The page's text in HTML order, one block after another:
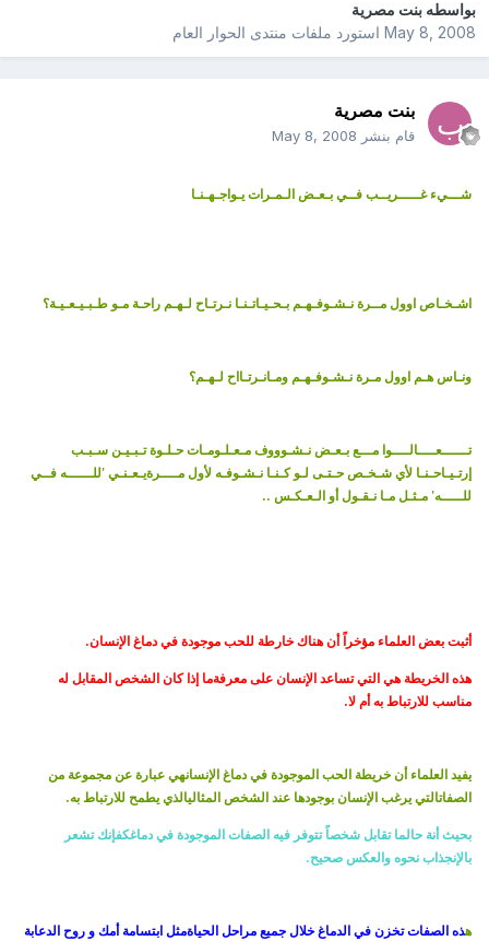
بواسطهبنت مصرية
May 8, 2008استورد ملفات منتدى الحوار العام
بنت مصرية
قام بنشر May 8, 2008
شـــيء غـــــريــب فــي بـعـض الـمـرات يـواجـهـنـا
اشـخـاص اوول مــرة نـشـوفـهـم بـحـيـاتـنـا نـرتـاح لـهـم راحـة مـو طـبـيـعـيـة؟
ونـاس هـم اوول مـرة نـشـوفـهـم ومـانـرتـااح لـهـم؟
تــــــعــــالــــوا مـــع بـعـض نـشـوووفمـعـلـومـات حـلـوة تـبـيـن سـبـب
إرتـيـاحـنـا لأي شـخـصحـتـى لـو كـنـا نـشـوفـه لأول مــــرةيـعـنـي 'للــــــه فــي
للـــــه' مـثـل مـا نـقـول أو الـعـكـس ..
أثبت بعض العلماء مؤخراً أن هناك خارطة للحب موجودة في دماغ الإنسان.
هذه الخريطة هي التي تساعد الإنسان على معرفةما إذا كان الشخص المقابل له
مناسب للارتباط به أم لا.
يفيد العلماء أن خريطة الحب الموجودة في دماغ الإنسانهي عبارة عن مجموعة من
الصفاتالتي يرغب الإنسان بوجودها عند الشخص المثاليالذي يطمح للارتباط به.
بحيث أنة حالما تقابل شخصاً تتوفر فيه الصفات الموجودة في دماغكفإنك تشعر
بالإنجذاب نحوه والعكس صحيح.
هذه الصفات تخزن في الدماغ خلال جميع مراحل الحياةمثل ابتسامة أمك و روح الدعابة